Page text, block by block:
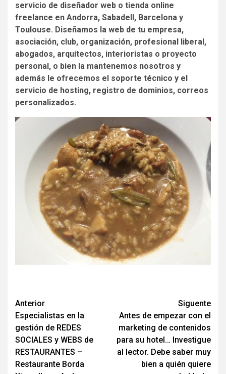
servicio de diseñador web o tienda online
freelance en Andorra, Sabadell, Barcelona y
Toulouse. Diseñamos la web de tu empresa,
asociación, club, organización, profesional liberal,
abogados, arquitectos, interioristas o proyecto
personal, o bien la mantenemos nosotros y
además le ofrecemos el soporte técnico y el
servicio de hosting, registro de dominios, correos
personalizados.
Navegación
de
entradas
Anterior
Especialistas en la
gestión de REDES
SOCIALES y WEBS de
RESTAURANTES –
Restaurante Borda
Siguente
Antes de empezar con el
marketing de contenidos
para su hotel… Investigue
al lector. Debe saber muy
bien a quién quiere